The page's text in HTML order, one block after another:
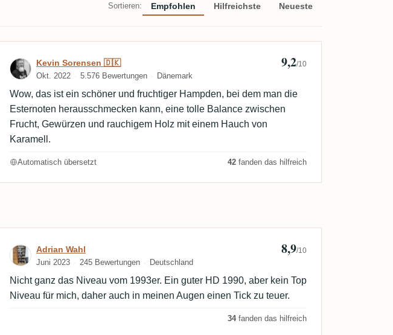
Sortieren: Empfohlen Hilfreichste Neueste
Bewertung von Kevin Sorensen 🇩🇰
Kevin Sorensen 🇩🇰
Okt. 2022 5.576 Bewertungen Dänemark
9,2/10
Wow, das ist ein schöner und fruchtiger Hampden, bei dem man die
Esternoten herausschmecken kann, eine tolle Balance zwischen
Frucht, Gewürzen und rauchigem Holz mit einem Hauch von
Karamell.
Automatisch übersetzt 42 fanden das hilfreich
Bewertung von Adrian Wahl
Adrian Wahl
Juni 2023 245 Bewertungen Deutschland
8,9/10
Nicht ganz das Niveau vom 1993er. Ein guter HD 1990, aber kein Top
Niveau für mich, daher auch in meinen Augen einen Tick zu teuer.
34fanden das hilfreich